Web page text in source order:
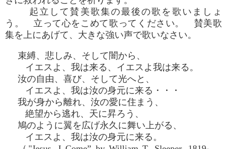
起立して賛美歌集の最後の歌を歌いましょ
う。 立って心をこめて歌ってください。 賛美歌
集を上にあげて、大きな強い声で歌いなさい。
束縛、悲しみ、そして闇から、
イエスよ、我は来る、イエスよ我は来る。
汝の自由、喜び、そして光へと、
イエスよ、我は汝の身元に来る・・・
我が身から離れ、汝の愛に住まう、
絶望から逃れ、天に昇ろう、
鳩のように翼を広げ永久に舞い上がる、
イエスよ、我は汝の身元に来る。